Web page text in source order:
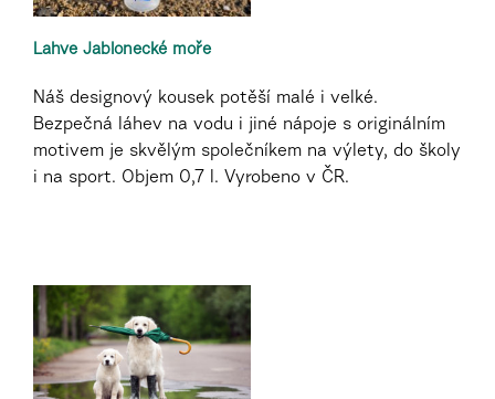
Lahve Jablonecké moře
Náš designový kousek potěší malé i velké.
Bezpečná láhev na vodu i jiné nápoje s originálním
motivem je skvělým společníkem na výlety, do školy
i na sport. Objem 0,7 l. Vyrobeno v ČR.